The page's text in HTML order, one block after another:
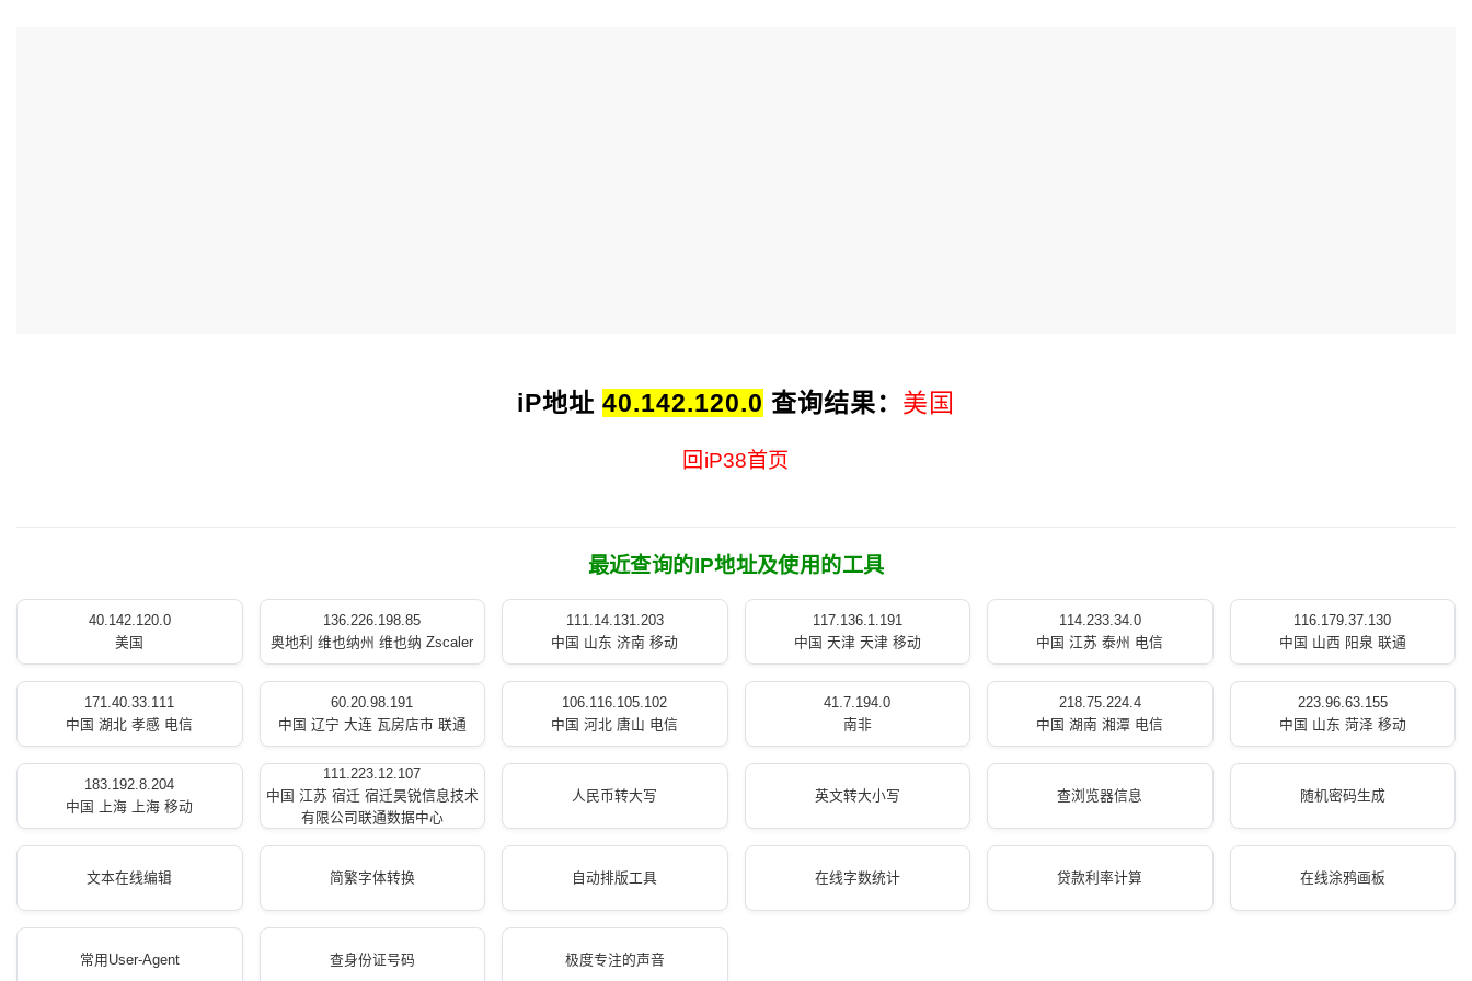
iP地址 40.142.120.0 查询结果： 美国
回iP38首页
最近查询的IP地址及使用的工具
40.142.120.0
美国
136.226.198.85
奥地利 维也纳州 维也纳 Zscaler
111.14.131.203
中国 山东 济南 移动
117.136.1.191
中国 天津 天津 移动
114.233.34.0
中国 江苏 泰州 电信
116.179.37.130
中国 山西 阳泉 联通
171.40.33.111
中国 湖北 孝感 电信
60.20.98.191
中国 辽宁 大连 瓦房店市 联通
106.116.105.102
中国 河北 唐山 电信
41.7.194.0
南非
218.75.224.4
中国 湖南 湘潭 电信
223.96.63.155
中国 山东 菏泽 移动
183.192.8.204
中国 上海 上海 移动
111.223.12.107
中国 江苏 宿迁 宿迁昊锐信息技术
有限公司联通数据中心
人民币转大写 英文转大小写 查浏览器信息 随机密码生成
文本在线编辑 简繁字体转换 自动排版工具 在线字数统计 贷款利率计算 在线涂鸦画板
常用User-Agent 查身份证号码 极度专注的声音